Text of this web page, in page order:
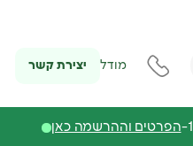
מודל יצירת קשר
הפרטים וההרשמה כאן